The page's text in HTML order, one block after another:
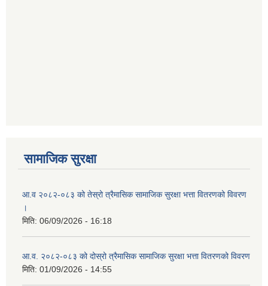
सामाजिक सुरक्षा
आ.व २०८२-०८३ को तेस्रो त्रैमासिक सामाजिक सुरक्षा भत्ता वितरणको विवरण
।
मिति: 06/09/2026 - 16:18
आ.व. २०८२-०८३ को दोस्रो त्रैमासिक सामाजिक सुरक्षा भत्ता वितरणको विवरण
मिति: 01/09/2026 - 14:55